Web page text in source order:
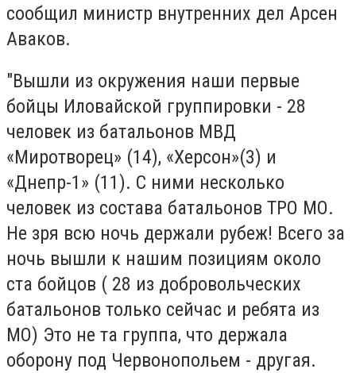
сообщил министр внутренних дел Арсен
Аваков.
"Вышли из окружения наши первые
бойцы Иловайской группировки - 28
человек из батальонов МВД
«Миротворец» (14), «Херсон»(3) и
«Днепр-1» (11). С ними несколько
человек из состава батальонов ТРО МО.
Не зря всю ночь держали рубеж! Всего за
ночь вышли к нашим позициям около
ста бойцов ( 28 из добровольческих
батальонов только сейчас и ребята из
МО) Это не та группа, что держала
оборону под Червонопольем - другая.